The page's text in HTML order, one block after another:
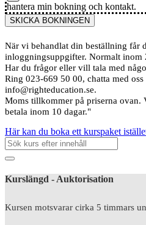
hantera min bokning och kontakt.
SKICKA BOKNINGEN
När vi behandlat din beställning får
inloggningsuppgifter. Normalt inom
Har du frågor eller vill tala med
Ring 023-669 50 00, chatta med
info@righteducation.se.
Moms tillkommer på priserna ovan.
betala inom 10 dagar."
Här kan du boka ett kurspaket
Kurslängd - Auktorisation
Kursen motsvarar cirka 5 timmars